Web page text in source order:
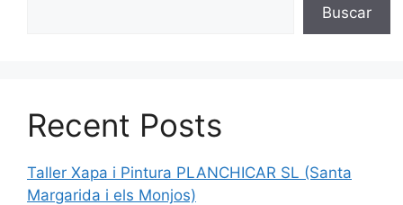
Buscar
Recent Posts
Taller Xapa i Pintura PLANCHICAR SL (Santa
Margarida i els Monjos)